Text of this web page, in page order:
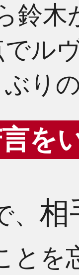
鈴
ル
り
を
、 相
とを